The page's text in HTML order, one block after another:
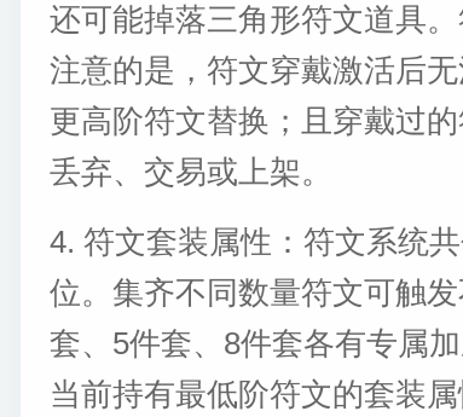
还可能掉落三角形符文道具
注意的是，符文穿戴激活后
更高阶符文替换；且穿戴过
丢弃、交易或上架。
4. 符文套装属性：符文系统
位。集齐不同数量符文可触
套、5件套、8件套各有专属
当前持有最低阶符文的套装